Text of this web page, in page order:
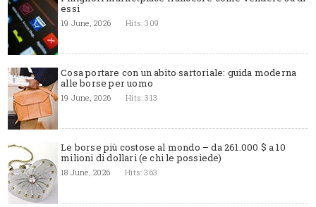
essi
19 June, 2026 Hits: 309
Cosa portare con un abito sartoriale: guida moderna
alle borse per uomo
19 June, 2026 Hits: 313
Le borse più costose al mondo – da 261.000 $ a 10
milioni di dollari (e chi le possiede)
18 June, 2026 Hits: 363